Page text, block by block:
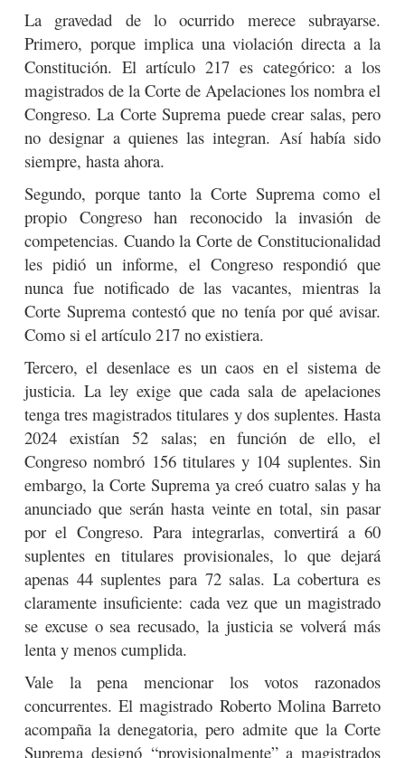
La gravedad de lo ocurrido merece subrayarse.
Primero, porque implica una violación directa a la
Constitución. El artículo 217 es categórico: a los
magistrados de la Corte de Apelaciones los nombra el
Congreso. La Corte Suprema puede crear salas, pero
no designar a quienes las integran. Así había sido
siempre, hasta ahora.
Segundo, porque tanto la Corte Suprema como el
propio Congreso han reconocido la invasión de
competencias. Cuando la Corte de Constitucionalidad
les pidió un informe, el Congreso respondió que
nunca fue notificado de las vacantes, mientras la
Corte Suprema contestó que no tenía por qué avisar.
Como si el artículo 217 no existiera.
Tercero, el desenlace es un caos en el sistema de
justicia. La ley exige que cada sala de apelaciones
tenga tres magistrados titulares y dos suplentes. Hasta
2024 existían 52 salas; en función de ello, el
Congreso nombró 156 titulares y 104 suplentes. Sin
embargo, la Corte Suprema ya creó cuatro salas y ha
anunciado que serán hasta veinte en total, sin pasar
por el Congreso. Para integrarlas, convertirá a 60
suplentes en titulares provisionales, lo que dejará
apenas 44 suplentes para 72 salas. La cobertura es
claramente insuficiente: cada vez que un magistrado
se excuse o sea recusado, la justicia se volverá más
lenta y menos cumplida.
Vale la pena mencionar los votos razonados
concurrentes. El magistrado Roberto Molina Barreto
acompaña la denegatoria, pero admite que la Corte
Suprema designó “provisionalmente” a magistrados